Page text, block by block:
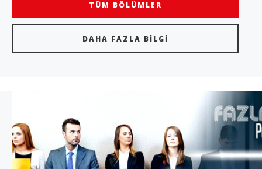
TÜM BÖLÜMLER
DAHA FAZLA BILGI